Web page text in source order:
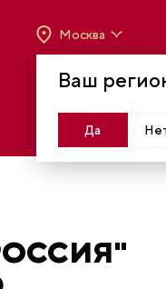
Ваш
Да
Москва
МОСКВА,